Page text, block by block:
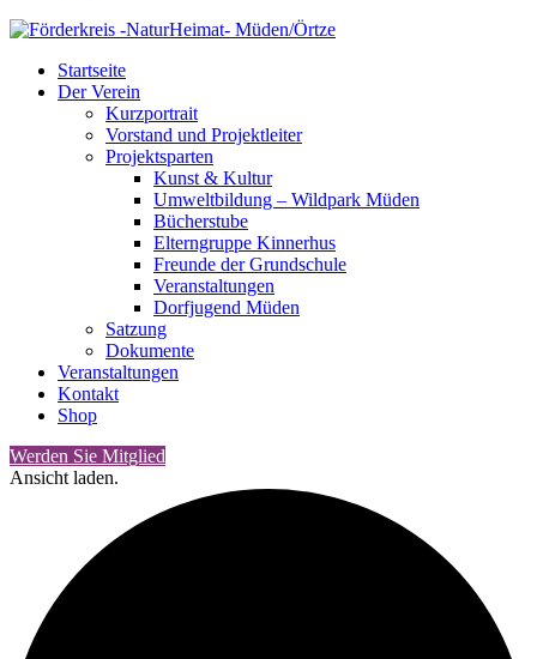
Startseite
Der Verein
Kurzportrait
Vorstand und Projektleiter
Projektsparten
Kunst & Kultur
Umweltbildung – Wildpark Müden
Bücherstube
Elterngruppe Kinnerhus
Freunde der Grundschule
Veranstaltungen
Dorfjugend Müden
Satzung
Dokumente
Veranstaltungen
Kontakt
Shop
Werden Sie Mitglied
Ansicht laden.